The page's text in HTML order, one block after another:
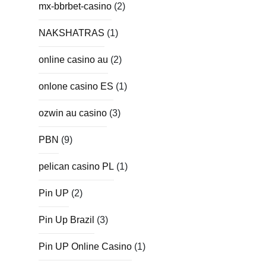
mx-bbrbet-casino (2)
NAKSHATRAS (1)
online casino au (2)
onlone casino ES (1)
ozwin au casino (3)
PBN (9)
pelican casino PL (1)
Pin UP (2)
Pin Up Brazil (3)
Pin UP Online Casino (1)